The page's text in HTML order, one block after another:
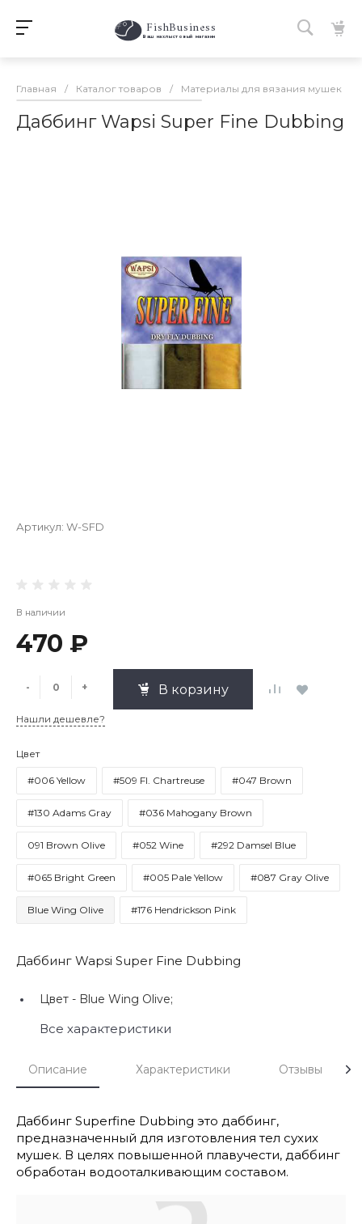
FishBusiness
Ваш нахлыстовый магазин
Главная / Каталог товаров / Материалы для вязания мушек
Даббинг Wapsi Super Fine Dubbing
Артикул: W-SFD
В наличии
470 ₽
- + В корзину
Нашли дешевле?
Цвет
#006 Yellow #509 Fl. Chartreuse #047 Brown
#130 Adams Gray #036 Mahogany Brown
091 Brown Olive #052 Wine #292 Damsel Blue
#065 Bright Green #005 Pale Yellow #087 Gray Olive
Blue Wing Olive #176 Hendrickson Pink
Даббинг Wapsi Super Fine Dubbing
Цвет - Blue Wing Olive;
Все характеристики
Описание Характеристики Отзывы
Даббинг Superfine Dubbing это даббинг,
предназначенный для изготовления тел сухих
мушек. В целях повышенной плавучести, даббинг
обработан водооталкивающим составом.